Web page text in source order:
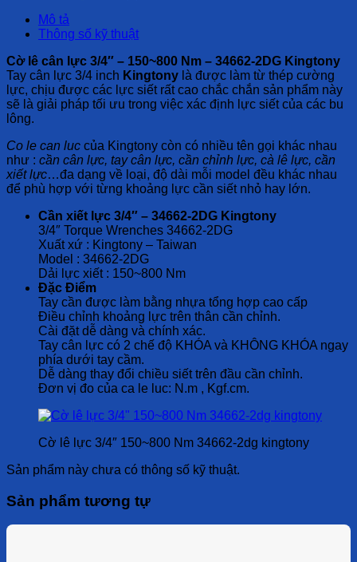
Mô tả
Thông số kỹ thuật
Cờ lê cân lực 3/4″ – 150~800 Nm – 34662-2DG Kingtony
Tay cân lực 3/4 inch Kingtony là được làm từ thép cường
lực, chịu được các lực siết rất cao chắc chắn sản phẩm này
sẽ là giải pháp tối ưu trong việc xác định lực siết của các bu
lông.
Co le can luc của Kingtony còn có nhiều tên gọi khác nhau
như : cần cân lực, tay cân lực, cần chỉnh lực, cà lê lực, cần
xiết lực…đa dạng về loại, độ dài mỗi model đều khác nhau
để phù hợp với từng khoảng lực cần siết nhỏ hay lớn.
Cần xiết lực 3/4″ – 34662-2DG Kingtony
3/4″ Torque Wrenches 34662-2DG
Xuất xứ : Kingtony – Taiwan
Model : 34662-2DG
Dải lực xiết : 150~800 Nm
Đặc Điểm
Tay cần được làm bằng nhựa tổng hợp cao cấp
Điều chỉnh khoảng lực trên thân cần chỉnh.
Cài đặt dễ dàng và chính xác.
Tay cân lực có 2 chế độ KHÓA và KHÔNG KHÓA ngay
phía dưới tay cầm.
Dễ dàng thay đổi chiều siết trên đầu cần chỉnh.
Đơn vị đo của ca le luc: N.m , Kgf.cm.
Cờ lê lực 3/4″ 150~800 Nm 34662-2dg kingtony
Sản phẩm này chưa có thông số kỹ thuật.
Sản phẩm tương tự